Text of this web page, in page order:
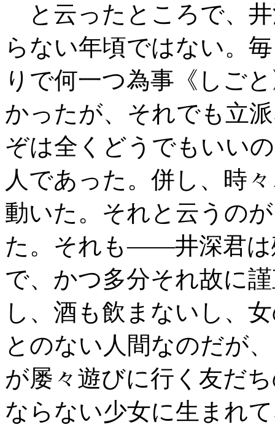
と云ったところで、
らない年頃ではない。
りで何一つ為事《しご
かったが、それでも立
ぞは全くどうでもいい
人であった。併し、時
動いた。それと云うの
た。それも――井深君は
で、かつ多分それ故に
し、酒も飲まないし、
とのない人間なのだが
が屡々遊びに行く友だ
ならない少女に生まれ